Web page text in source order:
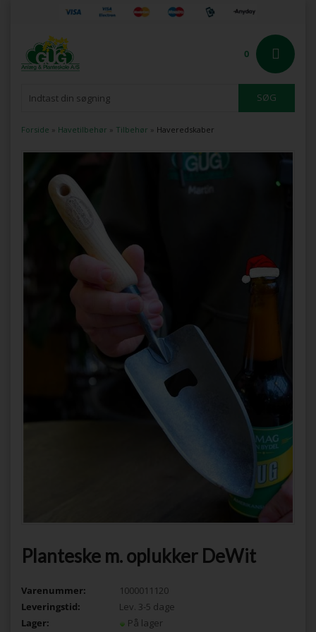
0
Forside » Havetilbehør » Tilbehør » Haveredskaber
Planteske m. oplukker DeWit
Varenummer:
1000011120
Leveringstid:
Lev. 3-5 dage
Lager:
På lager